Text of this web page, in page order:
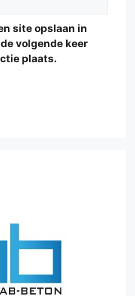
site opslaan in
volgende keer
plaats.